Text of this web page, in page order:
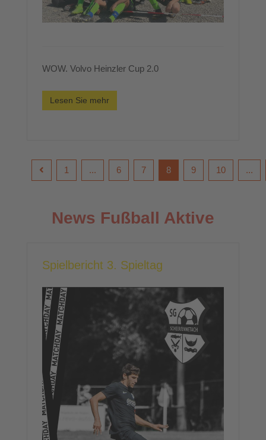
WOW. Volvo Heinzler Cup 2.0
Lesen Sie mehr
1 ... 6 7 8 9 10 ...
News Fußball Aktive
Spielbericht 3. Spieltag